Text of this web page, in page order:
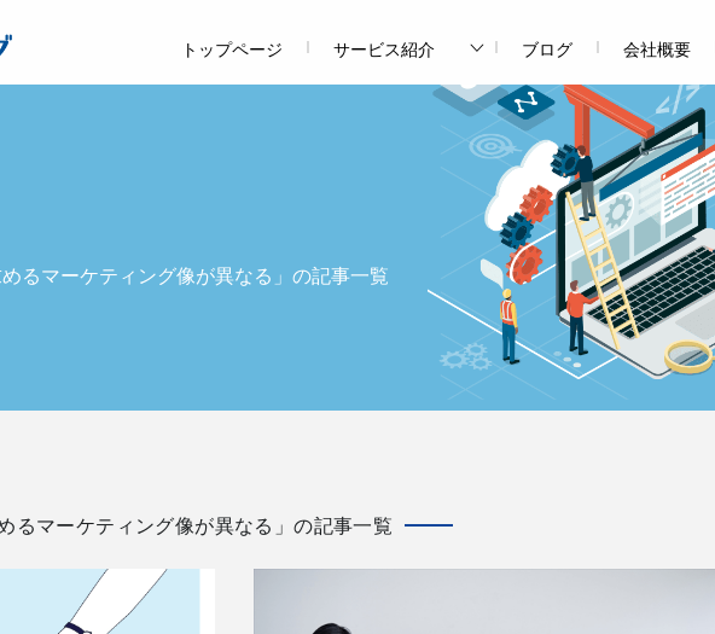
トップページ サービス紹介 ブログ 会社概要
るマーケティング像が異なる」の記事一覧
るマーケティング像が異なる」の記事一覧